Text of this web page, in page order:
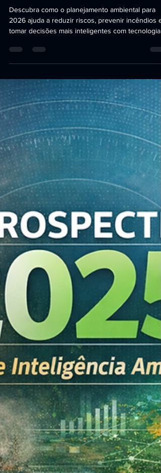
2026: antecipar é proteger,
planejar é crescer
Descubra como o planejamento ambiental para
dados.